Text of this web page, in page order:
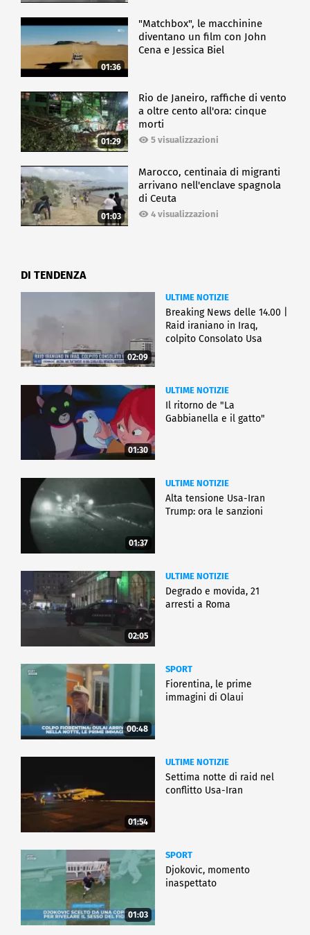
01:36
"Matchbox", le macchinine
diventano un film con John
Cena e Jessica Biel
01:29
Rio de Janeiro, raffiche di vento
a oltre cento all'ora: cinque
morti
5 visualizzazioni
01:03
Marocco, centinaia di migranti
arrivano nell'enclave spagnola
di Ceuta
4 visualizzazioni
DI TENDENZA
02:09
ULTIME NOTIZIE
Breaking News delle 14.00 |
Raid iraniano in Iraq,
colpito Consolato Usa
01:30
ULTIME NOTIZIE
Il ritorno de "La
Gabbianella e il gatto"
01:37
ULTIME NOTIZIE
Alta tensione Usa-Iran
Trump: ora le sanzioni
02:05
ULTIME NOTIZIE
Degrado e movida, 21
arresti a Roma
00:48
SPORT
Fiorentina, le prime
immagini di Olaui
01:54
ULTIME NOTIZIE
Settima notte di raid nel
conflitto Usa-Iran
01:03
SPORT
Djokovic, momento
inaspettato